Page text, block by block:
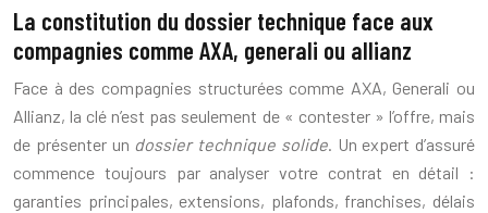
La constitution du dossier technique face aux
compagnies comme AXA, generali ou allianz
Face à des compagnies structurées comme AXA, Generali ou
Allianz, la clé n’est pas seulement de « contester » l’offre, mais
de présenter un dossier technique solide. Un expert d’assuré
commence toujours par analyser votre contrat en détail :
garanties principales, extensions, plafonds, franchises, délais